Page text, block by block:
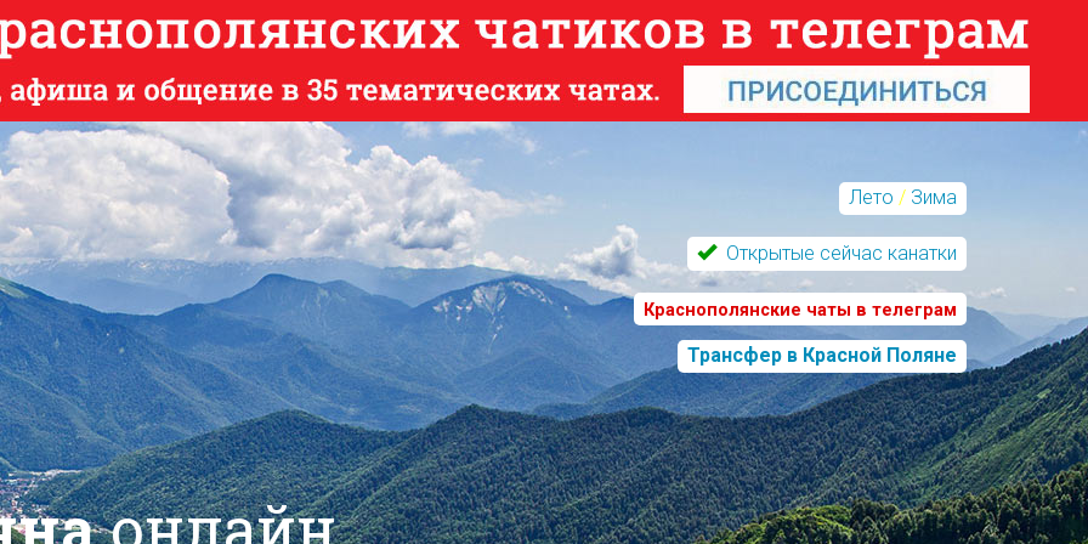
Лето / Зима
Открытые сейчас канатки
Краснополянские чаты в телеграм
Трансфер в Красной Поляне